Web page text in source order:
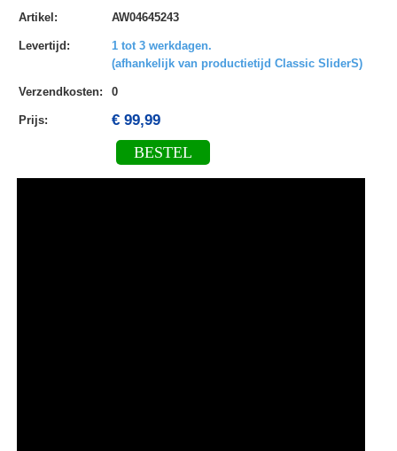
Artikel : AW04645243
Levertijd :
1 tot 3 werkdagen.
(afhankelijk van productietijd Classic SliderS)
Verzendkosten: 0
Prijs: € 99,99
BESTEL